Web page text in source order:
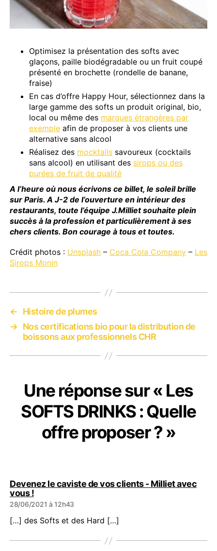
Optimisez la présentation des softs avec
glaçons, paille biodégradable ou un fruit coupé
présenté en brochette (rondelle de banane,
fraise)
En cas d’offre Happy Hour, sélectionnez dans la
large gamme des softs un produit original, bio,
local ou même des marques étrangères par
exemple afin de proposer à vos clients une
alternative sans alcool
Réalisez des mocktails savoureux (cocktails
sans alcool) en utilisant des sirops ou des
purées de fruit de qualité
A l’heure où nous écrivons ce billet, le soleil brille
sur Paris. A J-2 de l’ouverture en intérieur des
restaurants, toute l’équipe J.Milliet souhaite plein
succès à la profession et particulièrement à ses
chers clients. Bon courage à tous et toutes.
Crédit photos : Unsplash – Coca Cola Company – Les
Sirops Monin
←
Histoire de plumes
→ Nos certifications bio pour la distribution de
boissons aux professionnels CHR
Une réponse sur « Les
SOFTS DRINKS : Quelle
offre proposer ? »
Devenez le caviste de vos clients - Milliet avec
vous !dit :
28/06/2021 à 12h43
[…] des Softs et des Hard […]